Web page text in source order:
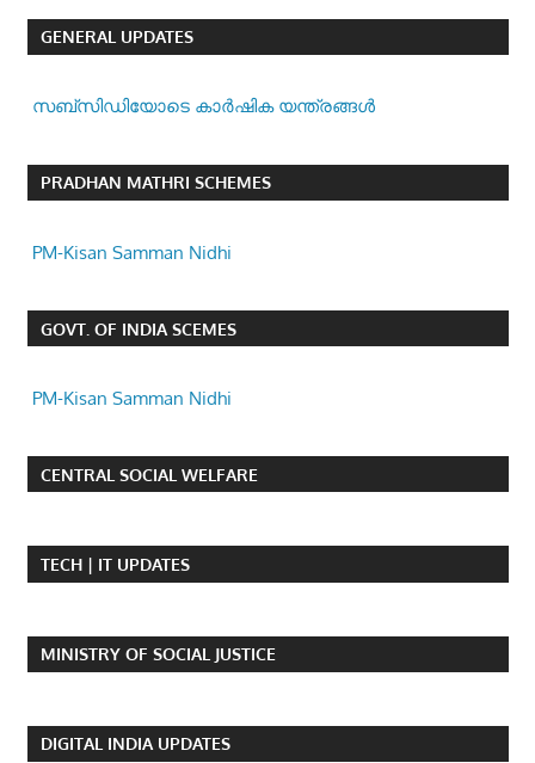
GENERAL UPDATES
സബ്സിഡിയോടെ കാർഷിക യന്ത്രങ്ങൾ
PRADHAN MATHRI SCHEMES
PM-Kisan Samman Nidhi
GOVT. OF INDIA SCEMES
PM-Kisan Samman Nidhi
CENTRAL SOCIAL WELFARE
TECH | IT UPDATES
MINISTRY OF SOCIAL JUSTICE
DIGITAL INDIA UPDATES